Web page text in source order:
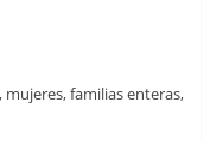
familias enteras,